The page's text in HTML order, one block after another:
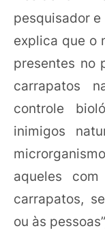
pesquisador
explica que o
presentes no
carrapatos
controle
inimigos
aqueles
carrapatos,
ou às